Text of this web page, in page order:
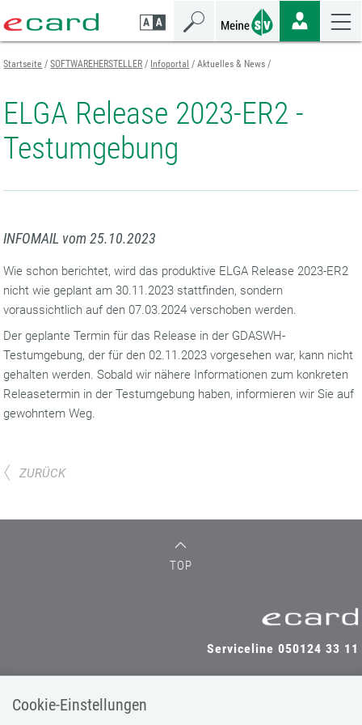
Cookie-Einstellungen
Seiteninhalt
springen
Navigation
springen
Mobilen
Navigation
springen
Startseite SOFTWAREHERSTELLER Infoportal Aktuelles & News
ELGA Release 2023-ER2 -
Testumgebung
INFOMAIL vom 25.10.2023
Wie schon berichtet, wird das produktive ELGA Release 2023-ER2
nicht wie geplant am 30.11.2023 stattfinden, sondern
voraussichtlich auf den 07.03.2024 verschoben werden.
Der geplante Termin für das Release in der GDASWH-
Testumgebung, der für den 02.11.2023 vorgesehen war, kann nicht
gehalten werden. Sobald wir nähere Informationen zum konkreten
Releasetermin in der Testumgebung haben, informieren wir Sie auf
gewohntem Weg.
ZURÜCK
TOP
Serviceline 050124 33 11